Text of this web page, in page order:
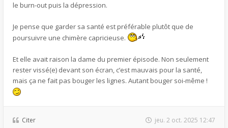
le burn-out puis la dépression.
Je pense que garder sa santé est préférable plutôt que de
poursuivre une chimère capricieuse.
Et elle avait raison la dame du premier épisode. Non seulement
rester vissé(e) devant son écran, c’est mauvais pour la santé,
mais ça ne fait pas bouger les lignes. Autant bouger soi-même !
Citer jeu. 2 oct. 2025 12:47